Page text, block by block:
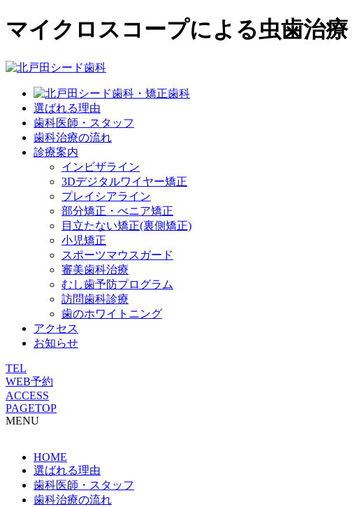
マイクロスコープによる虫歯治
選ばれる理由
歯科医師・スタッフ
歯科治療の流れ
診療案内
インビザライン
3Dデジタルワイヤー矯正
プレイシアライン
部分矯正・べニア矯正
目立たない矯正(裏側矯正)
小児矯正
スポーツマウスガード
審美歯科治療
むし歯予防プログラム
訪問歯科診療
歯のホワイトニング
アクセス
お知らせ
TEL
WEB予約
ACCESS
PAGETOP
MENU
HOME
選ばれる理由
歯科医師・スタッフ
歯科治療の流れ